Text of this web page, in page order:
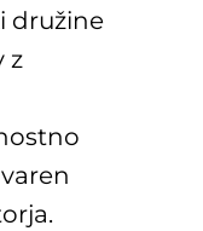
družine
z